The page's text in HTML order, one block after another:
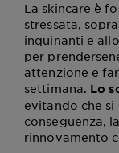
La skincare è
stressata,
inquinanti e
per
attenzione e
settimana. Lo
evitando che
conseguenza,
rinnovamento